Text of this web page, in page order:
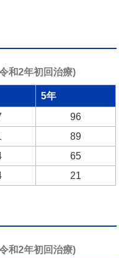
和2年初回治療)
5年
96
89
65
21
和2年初回治療)